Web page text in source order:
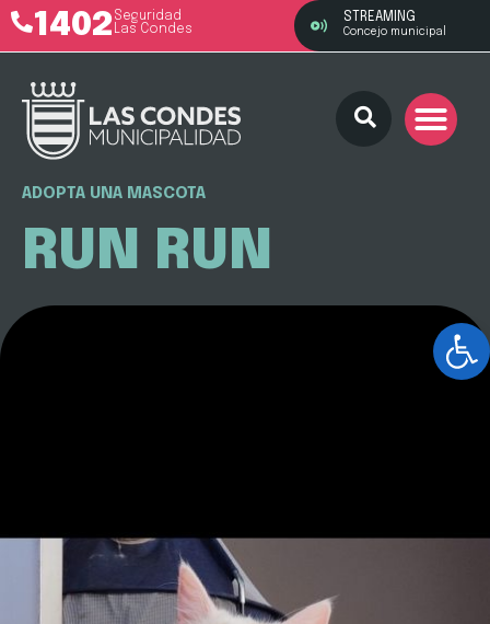
1402 Seguridad
Las Condes
STREAMING
Concejo municipal
ADOPTA UNA MASCOTA
RUN RUN